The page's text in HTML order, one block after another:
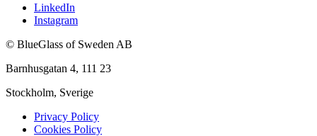
LinkedIn
Instagram
© BlueGlass of Sweden AB
Barnhusgatan 4, 111 23
Stockholm, Sverige
Privacy Policy
Cookies Policy